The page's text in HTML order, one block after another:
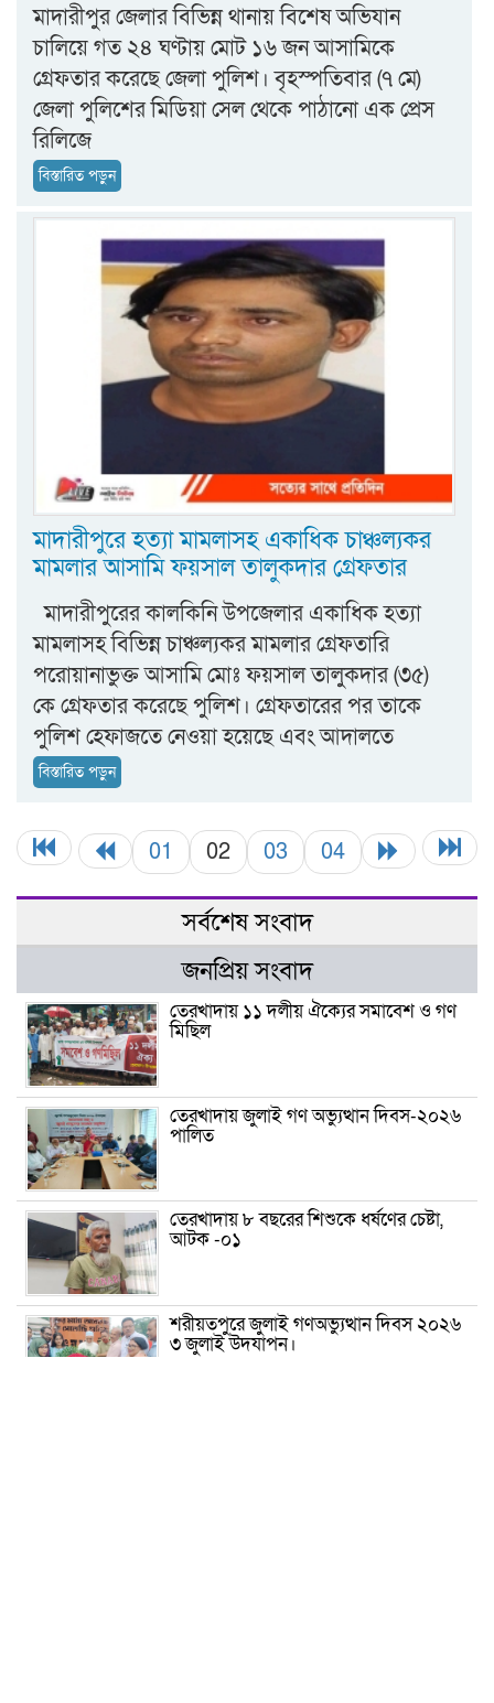
মাদারীপুর জেলার বিভিন্ন থানায় বিশেষ অভিযান
চালিয়ে গত ২৪ ঘণ্টায় মোট ১৬ জন আসামিকে
গ্রেফতার করেছে জেলা পুলিশ। বৃহস্পতিবার (৭ মে)
জেলা পুলিশের মিডিয়া সেল থেকে পাঠানো এক প্রেস
রিলিজে
বিস্তারিত পড়ুন
মাদারীপুরে হত্যা মামলাসহ একাধিক চাঞ্চল্যকর
মামলার আসামি ফয়সাল তালুকদার গ্রেফতার
মাদারীপুরের কালকিনি উপজেলার একাধিক হত্যা
মামলাসহ বিভিন্ন চাঞ্চল্যকর মামলার গ্রেফতারি
পরোয়ানাভুক্ত আসামি মোঃ ফয়সাল তালুকদার (৩৫)
কে গ্রেফতার করেছে পুলিশ। গ্রেফতারের পর তাকে
পুলিশ হেফাজতে নেওয়া হয়েছে এবং আদালতে
বিস্তারিত পড়ুন
01 02 03 04
সর্বশেষ সংবাদ
জনপ্রিয় সংবাদ
তেরখাদায় ১১ দলীয় ঐক্যের সমাবেশ ও গণ
মিছিল
তেরখাদায় জুলাই গণ অভ্যুত্থান দিবস-২০২৬
পালিত
তেরখাদায় ৮ বছরের শিশুকে ধর্ষণের চেষ্টা,
আটক -০১
শরীয়তপুরে জুলাই গণঅভ্যুত্থান দিবস ২০২৬
৩ জুলাই উদযাপন।